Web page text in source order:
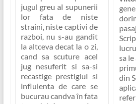
jugul greu al supunerii
lor fata de niste
straini, niste captivi de
razboi, nu s-au gandit
la altceva decat la o zi,
cand sa scuture acel
jug nesuferit si sa-si
recastige prestigiul si
influienta de care se
bucurau candva în fata
sa
din